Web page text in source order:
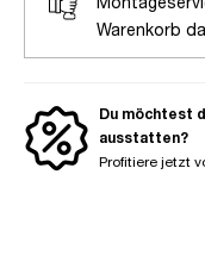
Warenkorb
Du möchtest
ausstatten?
Profitiere jetzt